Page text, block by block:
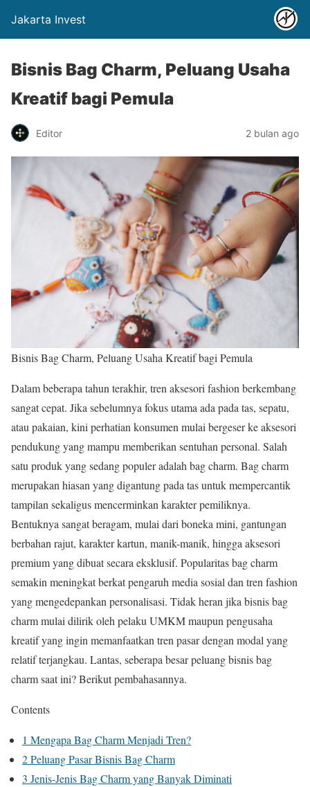
Jakarta Invest
Bisnis Bag Charm, Peluang Usaha
Kreatif bagi Pemula
Editor 2 bulan ago
Bisnis Bag Charm, Peluang Usaha Kreatif bagi Pemula
Dalam beberapa tahun terakhir, tren aksesori fashion berkembang
sangat cepat. Jika sebelumnya fokus utama ada pada tas, sepatu,
atau pakaian, kini perhatian konsumen mulai bergeser ke aksesori
pendukung yang mampu memberikan sentuhan personal. Salah
satu produk yang sedang populer adalah bag charm. Bag charm
merupakan hiasan yang digantung pada tas untuk mempercantik
tampilan sekaligus mencerminkan karakter pemiliknya.
Bentuknya sangat beragam, mulai dari boneka mini, gantungan
berbahan rajut, karakter kartun, manik-manik, hingga aksesori
premium yang dibuat secara eksklusif. Popularitas bag charm
semakin meningkat berkat pengaruh media sosial dan tren fashion
yang mengedepankan personalisasi. Tidak heran jika bisnis bag
charm mulai dilirik oleh pelaku UMKM maupun pengusaha
kreatif yang ingin memanfaatkan tren pasar dengan modal yang
relatif terjangkau. Lantas, seberapa besar peluang bisnis bag
charm saat ini? Berikut pembahasannya.
Contents
1 Mengapa Bag Charm Menjadi Tren?
2Peluang Pasar Bisnis Bag Charm
3 Jenis-Jenis Bag Charm yang Banyak Diminati